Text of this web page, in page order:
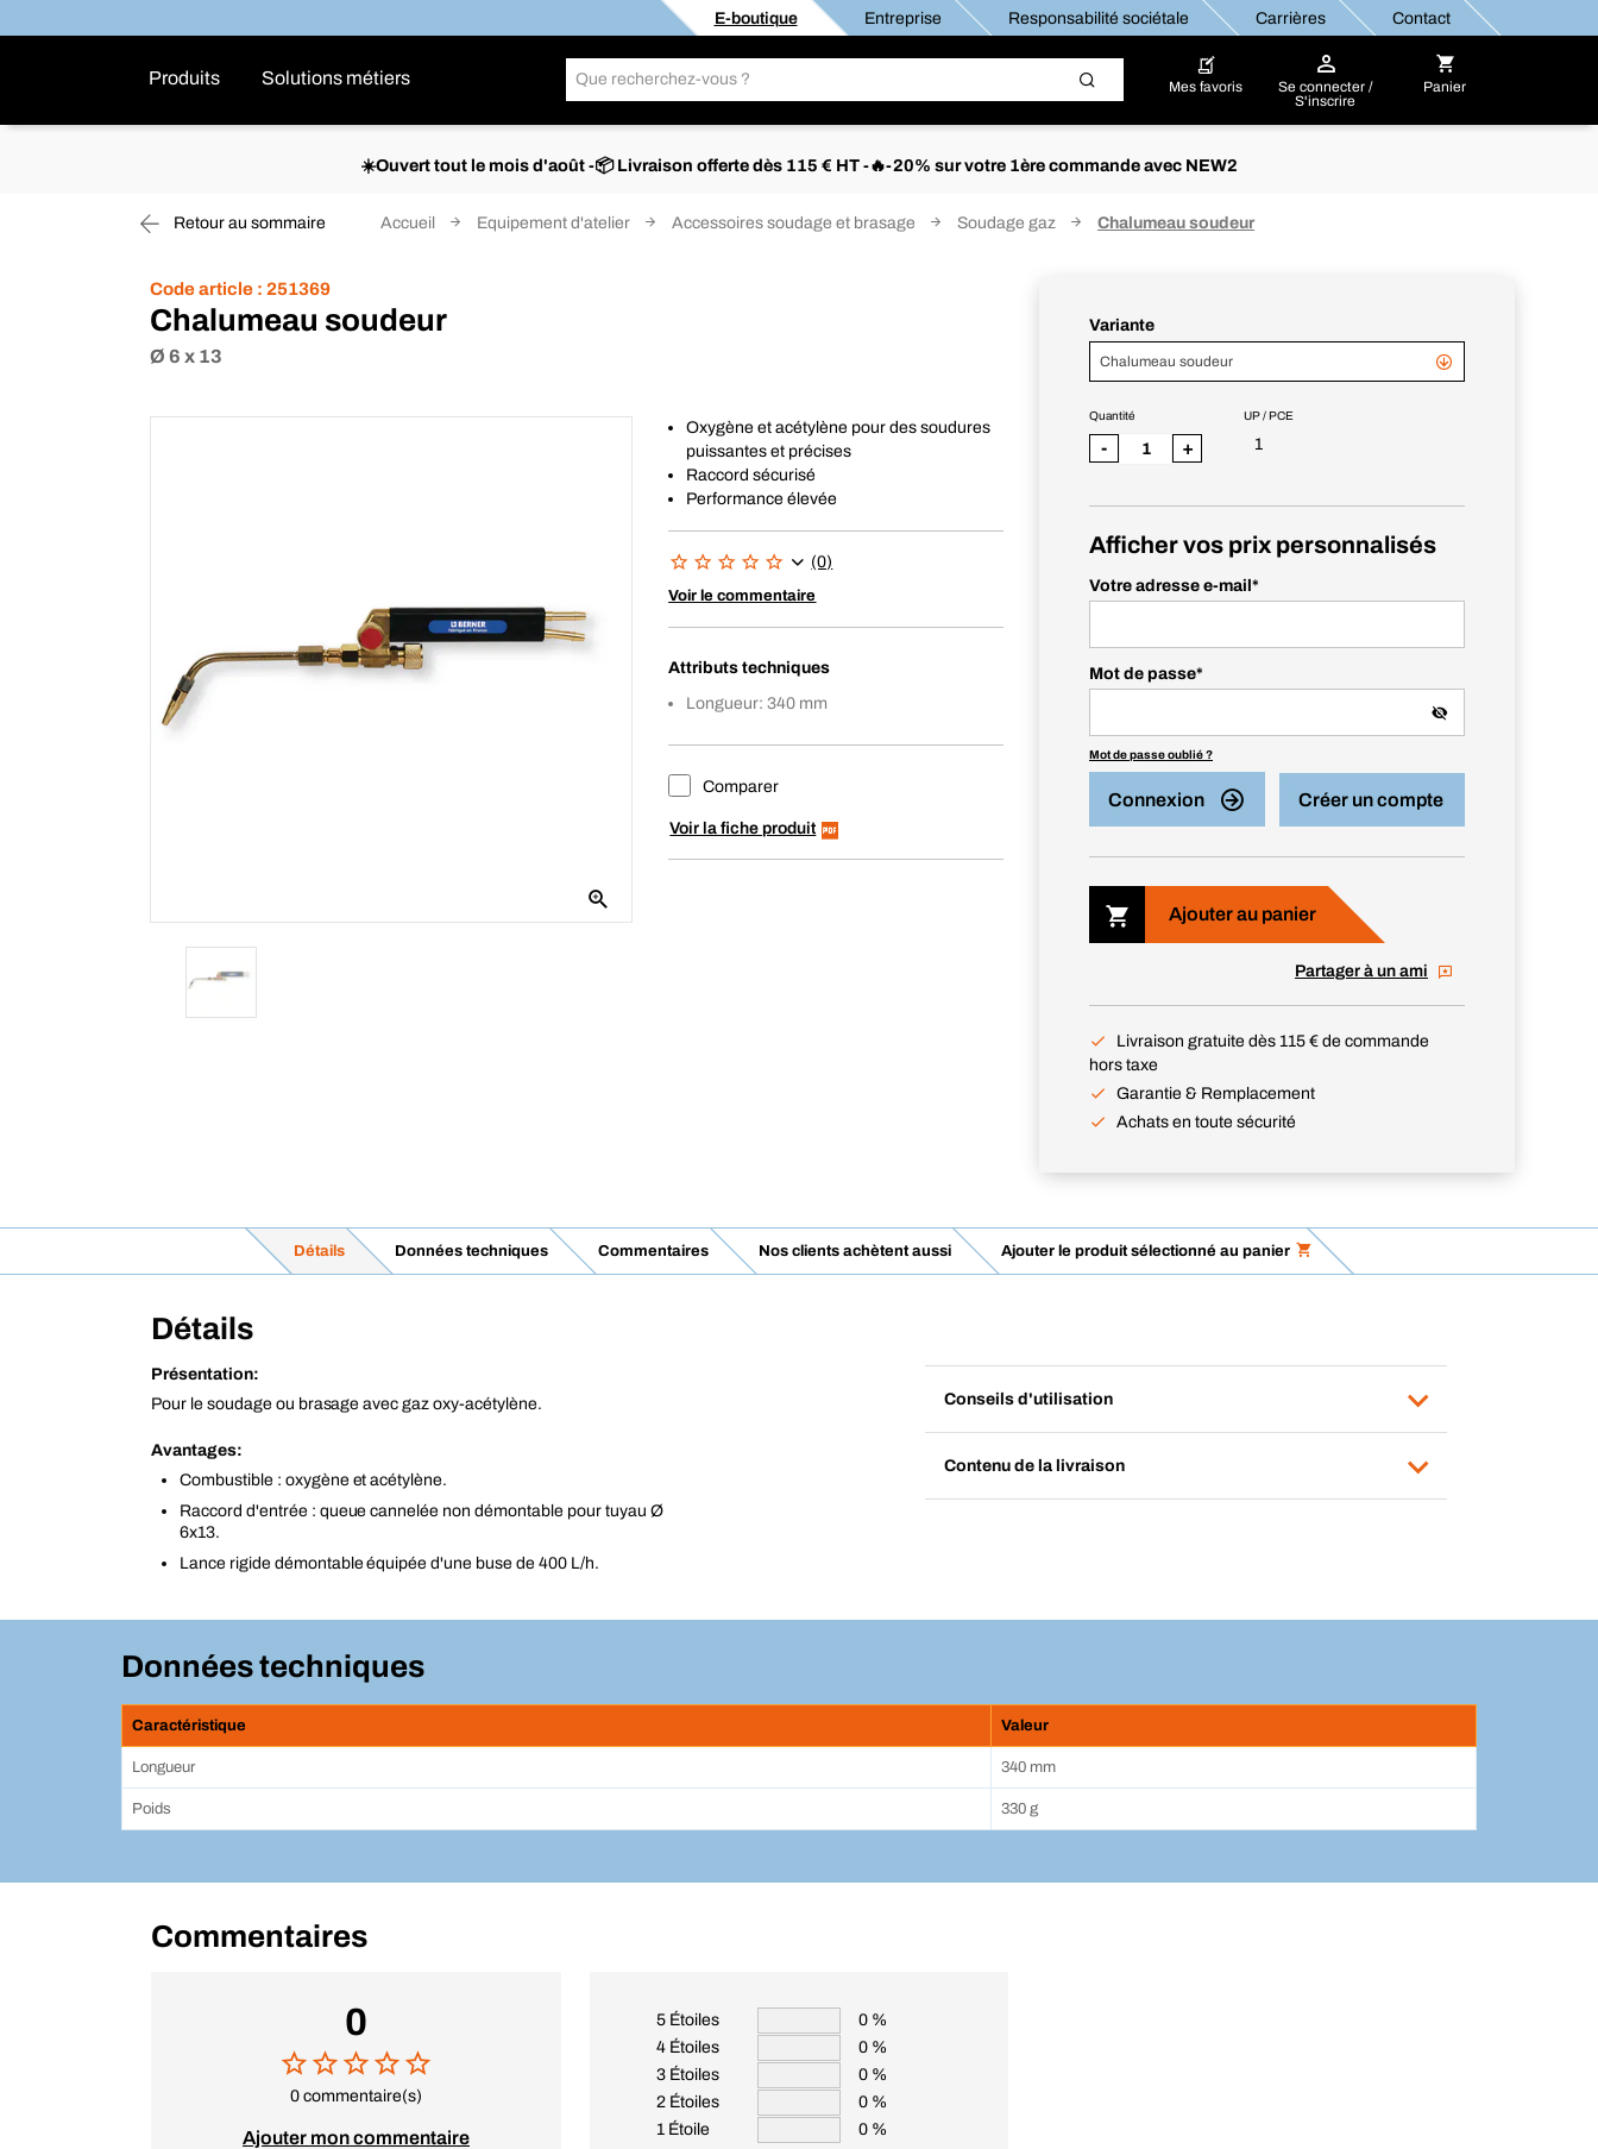
E-boutique Entreprise Responsabilité sociétale Carrières Contact
Produits Solutions métiers Mes favoris
Se connecter /
S'inscrire
Panier
☀️Ouvert tout le mois d'août -📦 Livraison offerte dès 115 € HT -🔥-20% sur votre 1ère commande avec NEW2
Retour au sommaire Accueil Equipement d'atelier Accessoires soudage et brasage Soudage gaz Chalumeau soudeur
Code article : 251369
Chalumeau soudeur
Ø 6 x 13
Oxygène et acétylène pour des soudures
puissantes et précises
Raccord sécurisé
Performance élevée
(0)
Voir le commentaire
Attributs techniques
Longueur: 340 mm
Comparer
Voir la fiche produit
Variante
Chalumeau soudeur
UP / PCE
1
Quantité
- +
Afficher vos prix personnalisés
Votre adresse e-mail *
Mot de passe*
Mot de passe oublié ?
Connexion Créer un compte
Ajouter au panier
Partager à un ami
Livraison gratuite dès 115 € de commande
hors taxe
Garantie & Remplacement
Achats en toute sécurité
Détails Données techniques Commentaires Nos clients achètent aussi Ajouter le produit sélectionné au panier
Détails
Présentation:
Pour le soudage ou brasage avec gaz oxy-acétylène.
Avantages:
Combustible : oxygène et acétylène.
Raccord d'entrée : queue cannelée non démontable pour tuyau Ø
6x13.
Lance rigide démontable équipée d'une buse de 400 L/h.
Conseils d'utilisation
Contenu de la livraison
Données techniques
Caractéristique Valeur
Longueur 340 mm
Poids 330 g
Commentaires
0
0 commentaire(s)
Ajouter mon commentaire
5 Étoiles
0 %
4 Étoiles
0 %
3 Étoiles
0 %
2 Étoiles
0 %
1 Étoile
0 %